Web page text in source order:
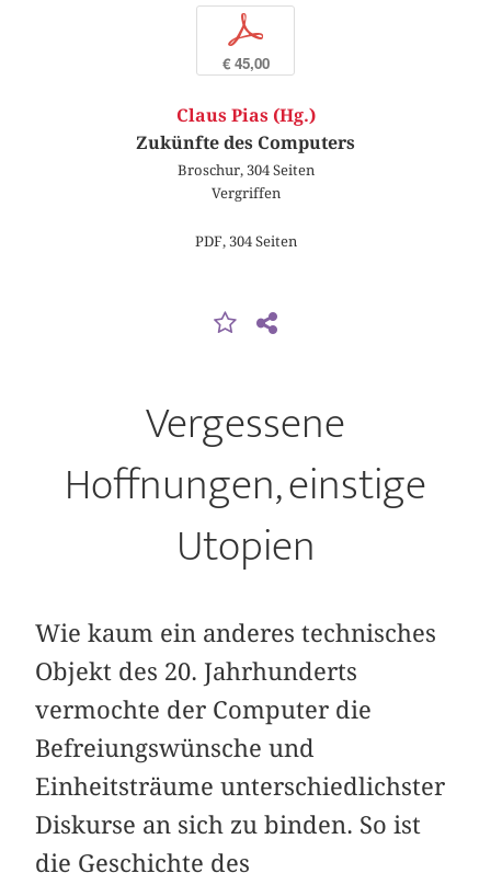
p
€ 45,00
Claus Pias (Hg.)
Zukünfte des Computers
Broschur, 304 Seiten
Vergriffen
PDF, 304 Seiten
Vergessene
Hoffnungen, einstige
Utopien
Wie kaum ein anderes technisches
Objekt des 20. Jahrhunderts
vermochte der Computer die
Befreiungswünsche und
Einheitsträume unterschiedlichster
Diskurse an sich zu binden. So ist
die Geschichte des